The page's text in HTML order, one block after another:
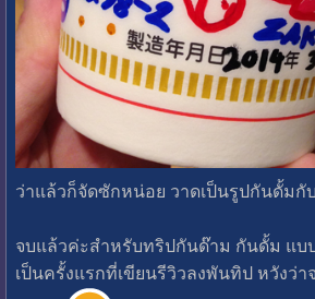
ว่าแล้วก็จัดซักหน่อย วาดเป็นรูปกันดั้มกั
จบแล้วค่ะสำหรับทริปกันด๊าม กันดั้ม แบ
เป็นครั้งแรกที่เขียนรีวิวลงพันทิป หวังว่